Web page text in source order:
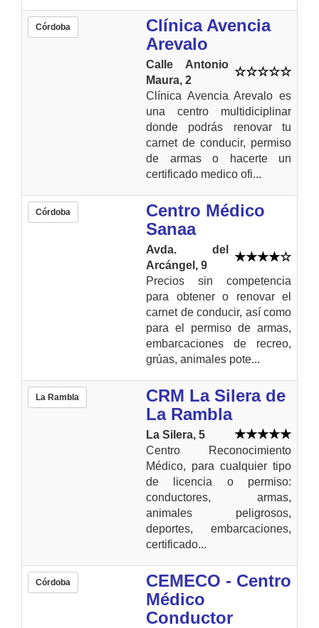
Córdoba
Clínica Avencia
Arevalo
Calle Antonio
Maura, 2
Clínica Avencia Arevalo es
una centro multidiciplinar
donde podrás renovar tu
carnet de conducir, permiso
de armas o hacerte un
certificado medico ofi...
Córdoba
Centro Médico
Sanaa
Avda. del
Arcángel, 9
Precios sin competencia
para obtener o renovar el
carnet de conducir, así como
para el permiso de armas,
embarcaciones de recreo,
grúas, animales pote...
La Rambla
CRM La Silera de
La Rambla
La Silera, 5
Centro Reconocimiento
Médico, para cualquier tipo
de licencia o permiso:
conductores, armas,
animales peligrosos,
deportes, embarcaciones,
certificado...
Córdoba
CEMECO - Centro
Médico
Conductor